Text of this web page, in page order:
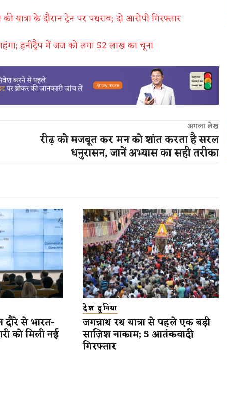
के दौरान ट्रेन पर पथराव; दो आरोपी गिरफ्तार
हनीट्रैप में जज को लगा 52 लाख का चूना
अगला लेख
रीढ़ को मजबूत कर मन को शांत करता है सरल
धनुरासन, जानें अभ्यास का सही तरीका
से भारत-
को मिली नई
देश दुनिया
जगन्नाथ रथ यात्रा से पहले एक बड़ी
साज़िश नाकाम; 5 आतंकवादी
गिरफ्तार